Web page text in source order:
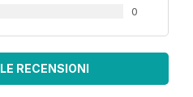
0
RECENSIONI